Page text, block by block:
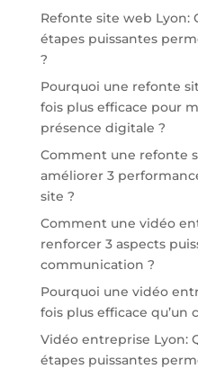
Refonte site web Lyon:
étapes puissantes
?
Pourquoi une refonte
fois plus efficace pour
présence digitale ?
Comment une refonte
améliorer 3
site ?
Comment une vidéo
renforcer 3 aspects
communication ?
Pourquoi une vidéo
fois plus efficace qu’un
Vidéo entreprise Lyon:
étapes puissantes